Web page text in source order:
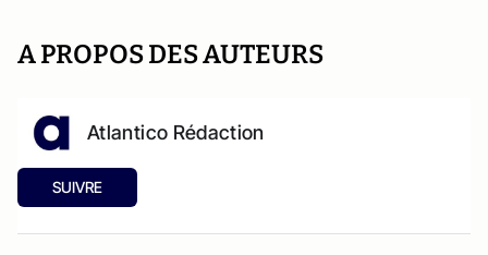
A PROPOS DES AUTEURS
Atlantico Rédaction
SUIVRE